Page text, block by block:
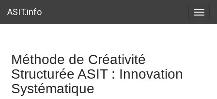
ASIT.info
Méthode de Créativité
Structurée ASIT : Innovation
Systématique